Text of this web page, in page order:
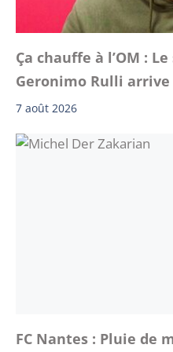
Ça chauffe à l’OM :
Geronimo Rulli arrive
7 août 2026
FC Nantes : Pluie de